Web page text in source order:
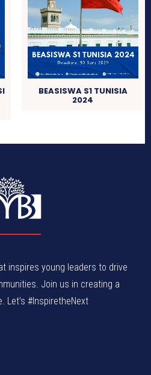
BEASISWA S1 TUNISIA
2024
inspires young leaders to drive
Join us in creating a
Let’s #InspiretheNext